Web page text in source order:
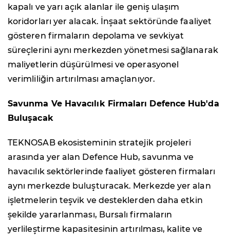
kapalı ve yarı açık alanlar ile geniş ulaşım
koridorları yer alacak. İnşaat sektöründe faaliyet
gösteren firmaların depolama ve sevkiyat
süreçlerini aynı merkezden yönetmesi sağlanarak
maliyetlerin düşürülmesi ve operasyonel
verimliliğin artırılması amaçlanıyor.
Savunma Ve Havacılık Firmaları Defence Hub'da
Buluşacak
TEKNOSAB ekosisteminin stratejik projeleri
arasında yer alan Defence Hub, savunma ve
havacılık sektörlerinde faaliyet gösteren firmaları
aynı merkezde buluşturacak. Merkezde yer alan
işletmelerin teşvik ve desteklerden daha etkin
şekilde yararlanması, Bursalı firmaların
yerlileştirme kapasitesinin artırılması, kalite ve